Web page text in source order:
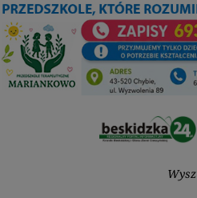
Przejdź
do
treści